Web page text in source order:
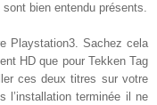
bien entendu présents.
Playstation3. Sachez cela
HD que pour Tekken Tag
ces deux titres sur votre
l’installation terminée il ne